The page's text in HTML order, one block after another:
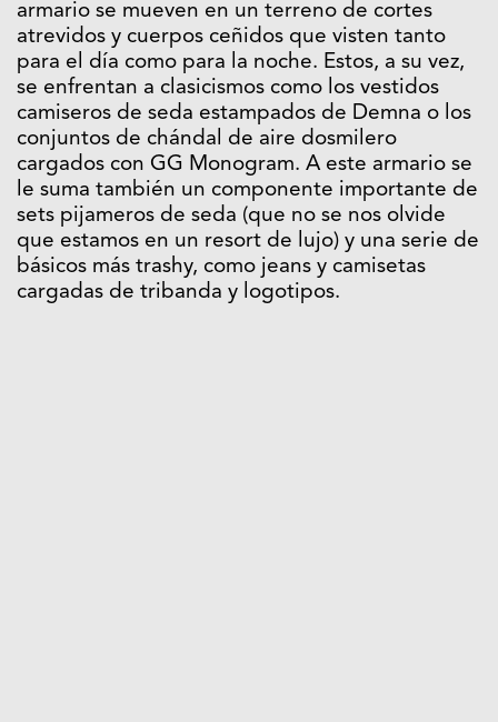
armario se mueven en un terreno de cortes
atrevidos y cuerpos ceñidos que visten tanto
para el día como para la noche. Estos, a su vez,
se enfrentan a clasicismos como los vestidos
camiseros de seda estampados de Demna o los
conjuntos de chándal de aire dosmilero
cargados con GG Monogram. A este armario se
le suma también un componente importante de
sets pijameros de seda (que no se nos olvide
que estamos en un resort de lujo) y una serie de
básicos más trashy, como jeans y camisetas
cargadas de tribanda y logotipos.